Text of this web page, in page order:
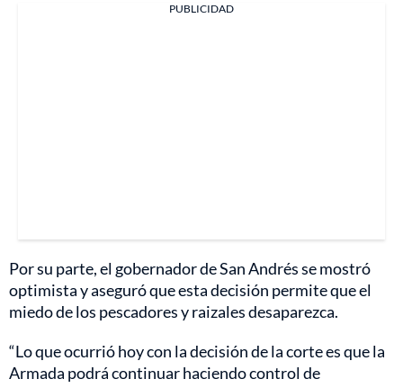
PUBLICIDAD
Por su parte, el gobernador de San Andrés se mostró
optimista y aseguró que esta decisión permite que el
miedo de los pescadores y raizales desaparezca.
“Lo que ocurrió hoy con la decisión de la corte es que la
Armada podrá continuar haciendo control de